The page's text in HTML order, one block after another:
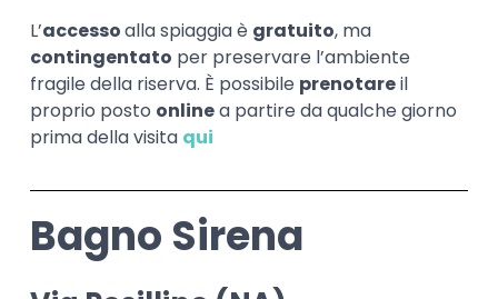
L’accessoalla spiaggia è gratuito, ma
contingentato per preservare l’ambiente
fragile della riserva. È possibile prenotareil
proprio posto onlinea partire da qualche giorno
prima della visita qui
Bagno Sirena